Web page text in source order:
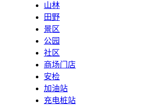
山林
田野
景区
公园
社区
商场门店
安检
加油站
充电桩站